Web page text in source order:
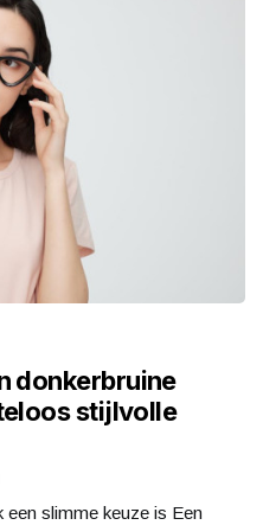
donkerbruine
stijlvolle
een slimme keuze is Een